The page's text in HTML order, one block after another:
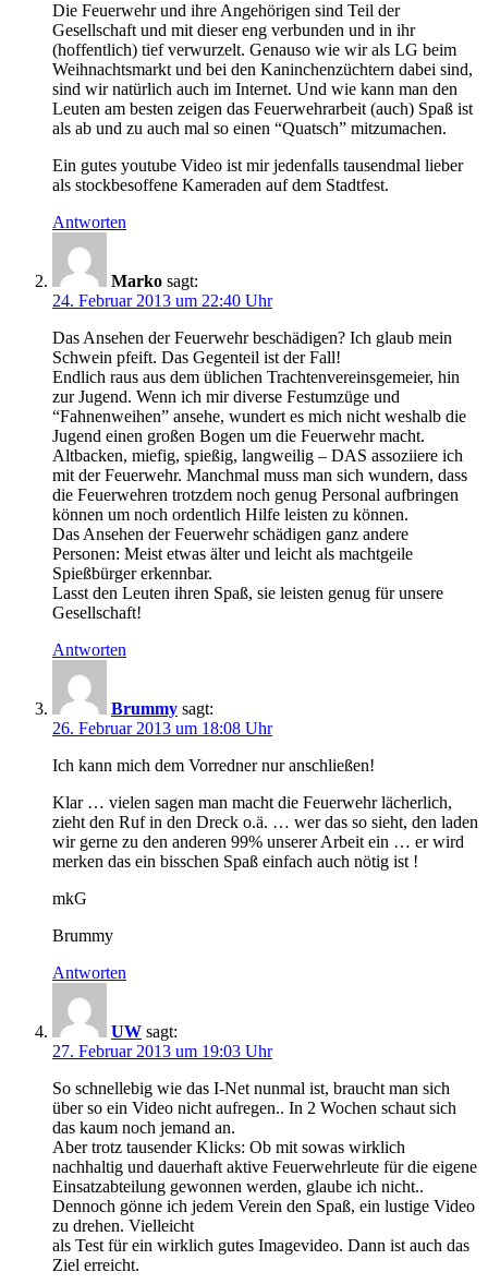
Die Feuerwehr und ihre Angehörigen sind Teil der
Gesellschaft und mit dieser eng verbunden und in ihr
(hoffentlich) tief verwurzelt. Genauso wie wir als LG beim
Weihnachtsmarkt und bei den Kaninchenzüchtern dabei sind,
sind wir natürlich auch im Internet. Und wie kann man den
Leuten am besten zeigen das Feuerwehrarbeit (auch) Spaß ist
als ab und zu auch mal so einen “Quatsch” mitzumachen.
Ein gutes youtube Video ist mir jedenfalls tausendmal lieber
als stockbesoffene Kameraden auf dem Stadtfest.
Antworten
Marko sagt:
24. Februar 2013 um 22:40 Uhr
Das Ansehen der Feuerwehr beschädigen? Ich glaub mein
Schwein pfeift. Das Gegenteil ist der Fall!
Endlich raus aus dem üblichen Trachtenvereinsgemeier, hin
zur Jugend. Wenn ich mir diverse Festumzüge und
“Fahnenweihen” ansehe, wundert es mich nicht weshalb die
Jugend einen großen Bogen um die Feuerwehr macht.
Altbacken, miefig, spießig, langweilig – DAS assoziiere ich
mit der Feuerwehr. Manchmal muss man sich wundern, dass
die Feuerwehren trotzdem noch genug Personal aufbringen
können um noch ordentlich Hilfe leisten zu können.
Das Ansehen der Feuerwehr schädigen ganz andere
Personen: Meist etwas älter und leicht als machtgeile
Spießbürger erkennbar.
Lasst den Leuten ihren Spaß, sie leisten genug für unsere
Gesellschaft!
Antworten
Brummy sagt:
26. Februar 2013 um 18:08 Uhr
Ich kann mich dem Vorredner nur anschließen!
Klar … vielen sagen man macht die Feuerwehr lächerlich,
zieht den Ruf in den Dreck o.ä. … wer das so sieht, den laden
wir gerne zu den anderen 99% unserer Arbeit ein … er wird
merken das ein bisschen Spaß einfach auch nötig ist !
mkG
Brummy
Antworten
UW sagt:
27. Februar 2013 um 19:03 Uhr
So schnellebig wie das I-Net nunmal ist, braucht man sich
über so ein Video nicht aufregen.. In 2 Wochen schaut sich
das kaum noch jemand an.
Aber trotz tausender Klicks: Ob mit sowas wirklich
nachhaltig und dauerhaft aktive Feuerwehrleute für die eigene
Einsatzabteilung gewonnen werden, glaube ich nicht..
Dennoch gönne ich jedem Verein den Spaß, ein lustige Video
zu drehen. Vielleicht
als Test für ein wirklich gutes Imagevideo. Dann ist auch das
Ziel erreicht.